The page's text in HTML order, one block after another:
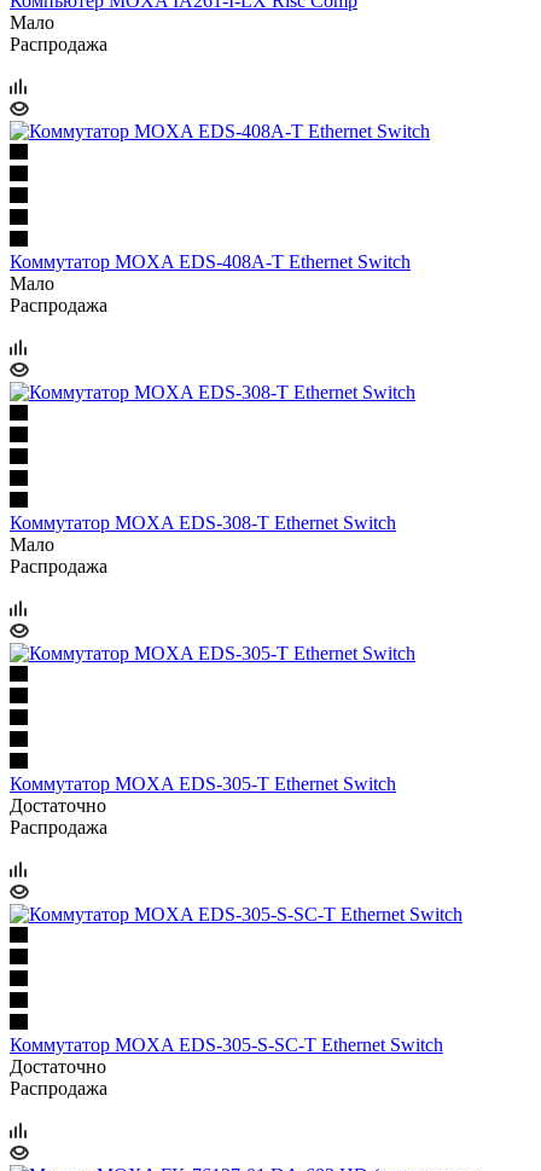
Мало
Распродажа
Коммутатор MOXA EDS-408A-Т Ethernet Switch
Мало
Распродажа
Коммутатор MOXA EDS-308-T Ethernet Switch
Мало
Распродажа
Коммутатор MOXA EDS-305-T Ethernet Switch
Достаточно
Распродажа
Коммутатор MOXA EDS-305-S-SC-T Ethernet Switch
Достаточно
Распродажа